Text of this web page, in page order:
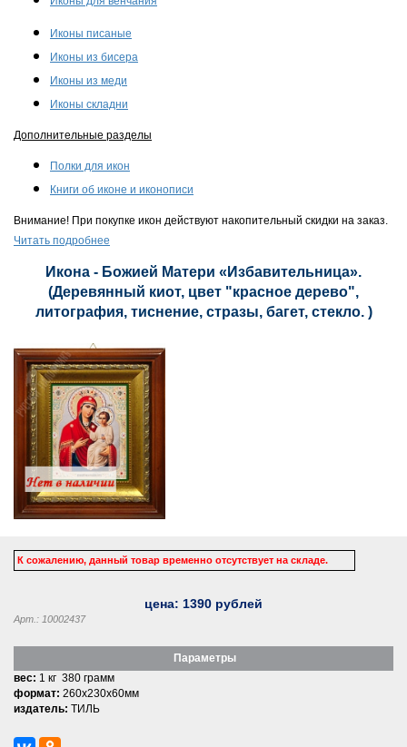
Иконы писаные
Иконы из бисера
Иконы из меди
Иконы складни
Дополнительные разделы
Полки для икон
Книги об иконе и иконописи
Внимание! При покупке икон действуют накопительный скидки на заказ.
Читать подробнее
Икона - Божией Матери «Избавительница».
(Деревянный киот, цвет "красное дерево",
литография, тиснение, стразы, багет, стекло. )
К сожалению, данный товар временно отсутствует на складе.
цена: 1390 рублей
Арт.: 10002437
Параметры
вес: 1 кг 380 грамм
формат: 260x230x60мм
издатель: ТИЛЬ